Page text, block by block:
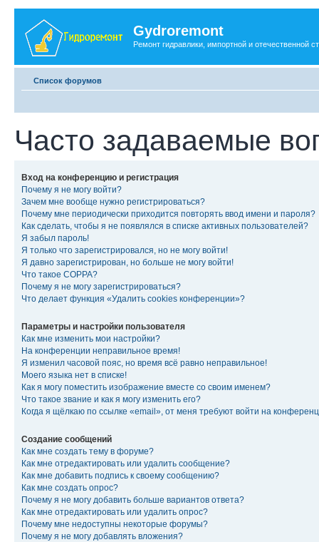
Gydroremont
Ремонт гидравлики, импортной и отечественной
Список форумов
Часто задаваемые
Вход на конференцию и регистрация
Почему я не могу войти?
Зачем мне вообще нужно регистрироваться?
Почему мне периодически приходится повторять ввод имени и пароля?
Как сделать, чтобы я не появлялся в списке активных пользователей?
Я забыл пароль!
Я только что зарегистрировался, но не могу войти!
Я давно зарегистрирован, но больше не могу войти!
Что такое COPPA?
Почему я не могу зарегистрироваться?
Что делает функция «Удалить cookies конференции»?
Параметры и настройки пользователя
Как мне изменить мои настройки?
На конференции неправильное время!
Я изменил часовой пояс, но время всё равно неправильное!
Моего языка нет в списке!
Как я могу поместить изображение вместе со своим именем?
Что такое звание и как я могу изменить его?
Когда я щёлкаю по ссылке «email», от меня требуют войти на
Создание сообщений
Как мне создать тему в форуме?
Как мне отредактировать или удалить сообщение?
Как мне добавить подпись к своему сообщению?
Как мне создать опрос?
Почему я не могу добавить больше вариантов ответа?
Как мне отредактировать или удалить опрос?
Почему мне недоступны некоторые форумы?
Почему я не могу добавлять вложения?